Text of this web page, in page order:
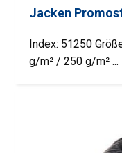
Jacken
Index: 51250
g/m² / 250 g/m² ...